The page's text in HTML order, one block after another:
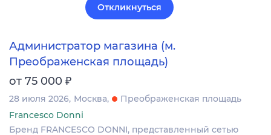
Откликнуться
Администратор магазина (м.
Преображенская площадь)
от 75 000 ₽
28 июля 2026 Москва
Преображенская площадь
Francesco Donni
Бренд FRANCESCO DONNI, представленный сетью